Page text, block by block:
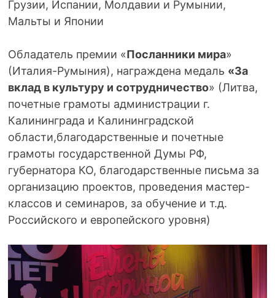
Грузии, Испании, Молдавии и Румынии,
Мальты и Японии
Обладатель премии «Посланники мира»
(Италия-Румыния), награждена медаль «За
вклад в культуру и сотрудничество» (Литва,
почетные грамоты администрации г.
Калининграда и Калининградской
области,благодарственные и почетные
грамоты государственной Думы РФ,
губернатора КО, благодарственные письма за
организацию проектов, проведения мастер-
классов и семинаров, за обучение и т.д.
Российского и европейского уровня)